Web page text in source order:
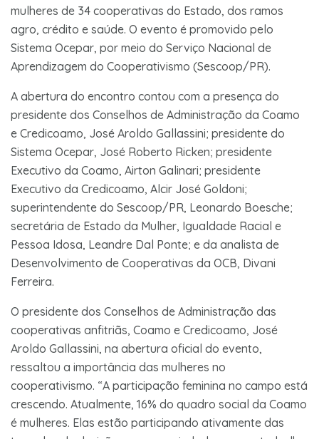
mulheres de 34 cooperativas do Estado, dos ramos
agro, crédito e saúde. O evento é promovido pelo
Sistema Ocepar, por meio do Serviço Nacional de
Aprendizagem do Cooperativismo (Sescoop/PR).
A abertura do encontro contou com a presença do
presidente dos Conselhos de Administração da Coamo
e Credicoamo, José Aroldo Gallassini; presidente do
Sistema Ocepar, José Roberto Ricken; presidente
Executivo da Coamo, Airton Galinari; presidente
Executivo da Credicoamo, Alcir José Goldoni;
superintendente do Sescoop/PR, Leonardo Boesche;
secretária de Estado da Mulher, Igualdade Racial e
Pessoa Idosa, Leandre Dal Ponte; e da analista de
Desenvolvimento de Cooperativas da OCB, Divani
Ferreira.
O presidente dos Conselhos de Administração das
cooperativas anfitriãs, Coamo e Credicoamo, José
Aroldo Gallassini, na abertura oficial do evento,
ressaltou a importância das mulheres no
cooperativismo. “A participação feminina no campo está
crescendo. Atualmente, 16% do quadro social da Coamo
é mulheres. Elas estão participando ativamente das